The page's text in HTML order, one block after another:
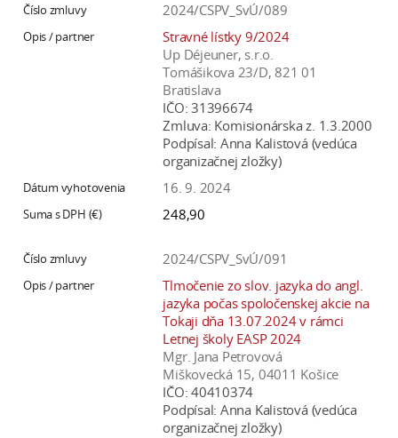
2024/CSPV_SvÚ/089
Stravné lístky 9/2024
Up Déjeuner, s.r.o.
Tomášikova 23/D, 821 01
Bratislava
IČO: 31396674
Zmluva: Komisionárska z. 1.3.2000
Podpísal: Anna Kalistová (vedúca
organizačnej zložky)
16. 9. 2024
248,90
2024/CSPV_SvÚ/091
Tlmočenie zo slov. jazyka do angl.
jazyka počas spoločenskej akcie na
Tokaji dňa 13.07.2024 v rámci
Letnej školy EASP 2024
Mgr. Jana Petrovová
Miškovecká 15, 04011 Košice
IČO: 40410374
Podpísal: Anna Kalistová (vedúca
organizačnej zložky)